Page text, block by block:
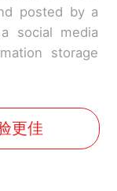
posted by a
social media
storage
更佳